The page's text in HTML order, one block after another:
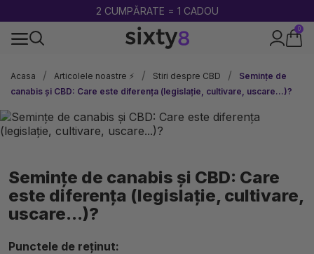
2 CUMPĂRATE = 1 CADOU
0
Acasa
Articolele noastre ⚡ Stiri despre CBD
Semințe de
canabis și CBD: Care este diferența (legislație, cultivare, uscare...)?
Semințe de canabis și CBD: Care
este diferența (legislație, cultivare,
uscare...)?
Punctele de reținut: